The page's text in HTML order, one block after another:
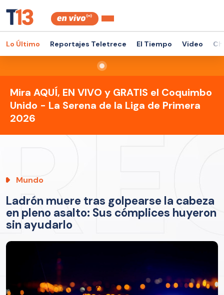
Lo Último Reportajes Teletrece El Tiempo Video
Mira AQUÍ, EN VIVO y GRATIS el Coquimbo
Unido - La Serena de la Liga de Primera
2026
Mundo
Ladrón muere tras golpearse la cabeza
en pleno asalto: Sus cómplices huyeron
sin ayudarlo